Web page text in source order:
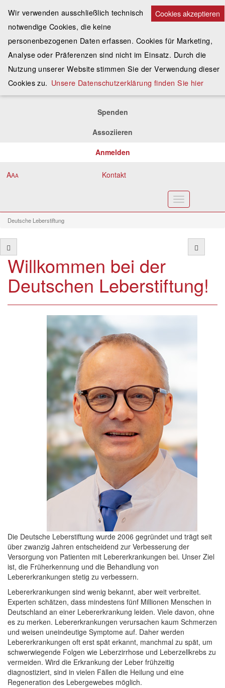
Spenden
Assoziieren
Anmelden
AAA Kontakt
Toggle
navigation
Deutsche Leberstiftung
Willkommen bei der
Deutschen Leberstiftung!
Die Deutsche Leberstiftung wurde 2006 gegründet und trägt seit
über zwanzig Jahren entscheidend zur Verbesserung der
Versorgung von Patienten mit Lebererkrankungen bei. Unser Ziel
ist, die Früherkennung und die Behandlung von
Lebererkrankungen stetig zu verbessern.
Lebererkrankungen sind wenig bekannt, aber weit verbreitet.
Experten schätzen, dass mindestens fünf Millionen Menschen in
Deutschland an einer Lebererkrankung leiden. Viele davon, ohne
es zu merken. Lebererkrankungen verursachen kaum Schmerzen
und weisen uneindeutige Symptome auf. Daher werden
Lebererkrankungen oft erst spät erkannt, manchmal zu spät, um
schwerwiegende Folgen wie Leberzirrhose und Leberzellkrebs zu
vermeiden. Wird die Erkrankung der Leber frühzeitig
diagnostiziert, sind in vielen Fällen die Heilung und eine
Regeneration des Lebergewebes möglich.
Cookies akzeptieren
Wir verwenden ausschließlich technisch
notwendige Cookies, die keine
personenbezogenen Daten erfassen. Cookies für Marketing,
Analyse oder Präferenzen sind nicht im Einsatz. Durch die
Nutzung unserer Website stimmen Sie der Verwendung dieser
Cookies zu. Unsere Datenschutzerklärung finden Sie hier